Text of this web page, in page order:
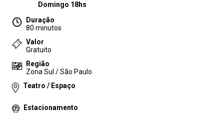
Domingo 18hs
Duração
80 minutos
Valor
Gratuito
Região
Zona Sul / São Paulo
Teatro / Espaço
Estacionamento